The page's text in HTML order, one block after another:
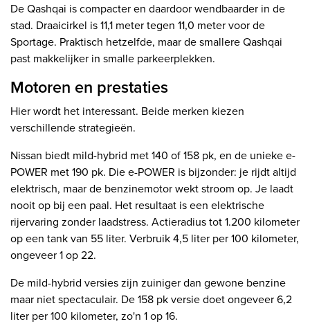
De Qashqai is compacter en daardoor wendbaarder in de
stad. Draaicirkel is 11,1 meter tegen 11,0 meter voor de
Sportage. Praktisch hetzelfde, maar de smallere Qashqai
past makkelijker in smalle parkeerplekken.
Motoren en prestaties
Hier wordt het interessant. Beide merken kiezen
verschillende strategieën.
Nissan biedt mild-hybrid met 140 of 158 pk, en de unieke e-
POWER met 190 pk. Die e-POWER is bijzonder: je rijdt altijd
elektrisch, maar de benzinemotor wekt stroom op. Je laadt
nooit op bij een paal. Het resultaat is een elektrische
rijervaring zonder laadstress. Actieradius tot 1.200 kilometer
op een tank van 55 liter. Verbruik 4,5 liter per 100 kilometer,
ongeveer 1 op 22.
De mild-hybrid versies zijn zuiniger dan gewone benzine
maar niet spectaculair. De 158 pk versie doet ongeveer 6,2
liter per 100 kilometer, zo'n 1 op 16.